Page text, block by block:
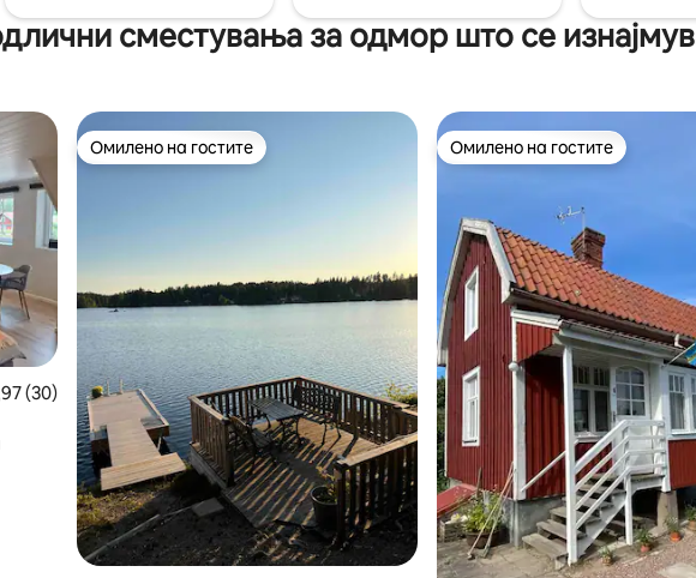
сместувања за одмор што се
оцена: 4,97 од 5, 30 рецензии
(30)
Омилено на гостите
Омилено на гостите Омилено на гостите
Омилено на гостите